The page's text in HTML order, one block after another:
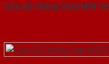
Cửa Gỗ Chống Cháy MDF